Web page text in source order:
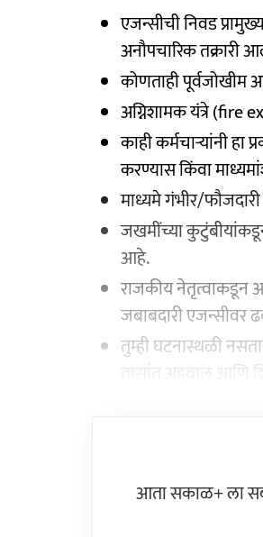
एजन्सीची निवड
अनौपचारिक तक्रारी
कोणताही पूर्वजोखीम
अग्निशामक यंत्रे (fire
काही कर्मचाऱ्यांनी हा
करण्यास किंवा
माध्यमे गंभीर/
जखमींच्या
आहे.
राजकीय नेतृत्वाकडून
जबाबदारी एजन्सीवर
तुम्ही घटनास्थळी
तासांत अहवाल आणि
आता सकाळ+ ला